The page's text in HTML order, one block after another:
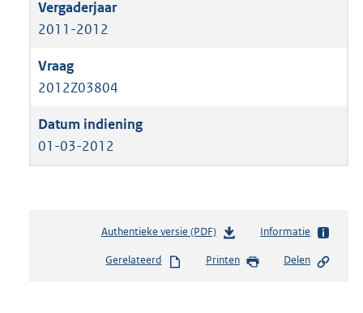
2011-2012
2012Z03804
01-03-2012
Authentieke versie (PDF)b
s
Informatie
Gerelateerd Printen Delen